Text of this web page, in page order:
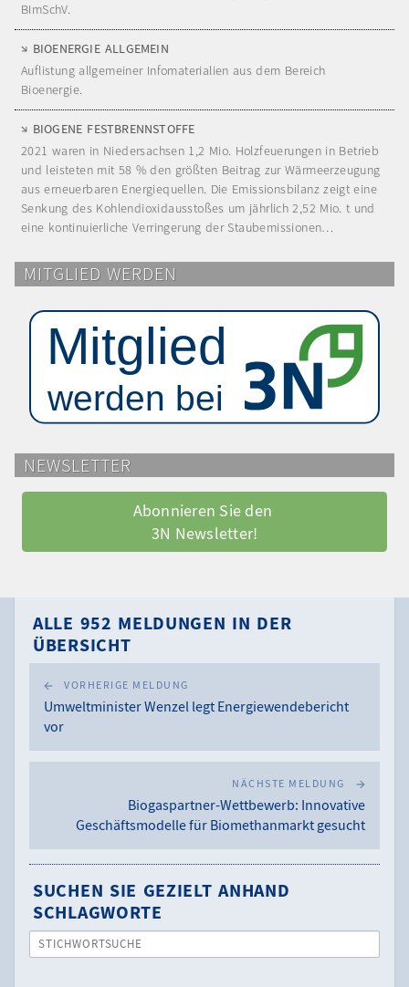
BImSchV.
BIOENERGIE ALLGEMEIN
Auflistung allgemeiner Infomaterialien aus dem Bereich
Bioenergie.
BIOGENE FESTBRENNSTOFFE
2021 waren in Niedersachsen 1,2 Mio. Holzfeuerungen in Betrieb
und leisteten mit 58 % den größten Beitrag zur Wärmeerzeugung
aus erneuerbaren Energiequellen. Die Emissionsbilanz zeigt eine
Senkung des Kohlendioxidausstoßes um jährlich 2,52 Mio. t und
eine kontinuierliche Verringerung der Staubemissionen…
MITGLIED WERDEN
NEWSLETTER
Abonnieren Sie den
3N Newsletter!
ALLE 952 MELDUNGEN IN DER
ÜBERSICHT
VORHERIGE MELDUNG
Umweltminister Wenzel legt Energiewendebericht
vor
NÄCHSTE MELDUNG
Biogaspartner-Wettbewerb: Innovative
Geschäftsmodelle für Biomethanmarkt gesucht
SUCHEN SIE GEZIELT ANHAND
SCHLAGWORTE
STICHWORTSUCHE